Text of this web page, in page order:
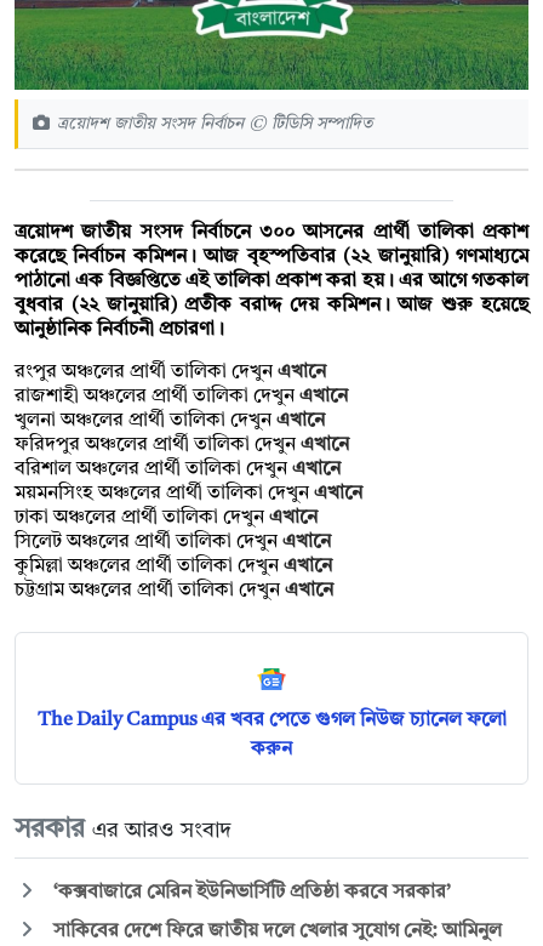
ত্রয়োদশ জাতীয় সংসদ নির্বাচন © টিডিসি সম্পাদিত
ত্রয়োদশ জাতীয় সংসদ নির্বাচনে ৩০০ আসনের প্রার্থী তালিকা প্রকাশ
করেছে নির্বাচন কমিশন। আজ বৃহস্পতিবার (২২ জানুয়ারি) গণমাধ্যমে
পাঠানো এক বিজ্ঞপ্তিতে এই তালিকা প্রকাশ করা হয়। এর আগে গতকাল
বুধবার (২২ জানুয়ারি) প্রতীক বরাদ্দ দেয় কমিশন। আজ শুরু হয়েছে
আনুষ্ঠানিক নির্বাচনী প্রচারণা।
রংপুর অঞ্চলের প্রার্থী তালিকা দেখুন এখানে
রাজশাহী অঞ্চলের প্রার্থী তালিকা দেখুন এখানে
খুলনা অঞ্চলের প্রার্থী তালিকা দেখুন এখানে
ফরিদপুর অঞ্চলের প্রার্থী তালিকা দেখুন এখানে
বরিশাল অঞ্চলের প্রার্থী তালিকা দেখুন এখানে
ময়মনসিংহ অঞ্চলের প্রার্থী তালিকা দেখুন এখানে
ঢাকা অঞ্চলের প্রার্থী তালিকা দেখুন এখানে
সিলেট অঞ্চলের প্রার্থী তালিকা দেখুন এখানে
কুমিল্লা অঞ্চলের প্রার্থী তালিকা দেখুন এখানে
চট্টগ্রাম অঞ্চলের প্রার্থী তালিকা দেখুন এখানে
The Daily Campus এর খবর পেতে গুগল নিউজ চ্যানেল ফলো
করুন
সরকার এর আরও সংবাদ
‘কক্সবাজারে মেরিন ইউনিভার্সিটি প্রতিষ্ঠা করবে সরকার’
সাকিবের দেশে ফিরে জাতীয় দলে খেলার সুযোগ নেই: আমিনুল